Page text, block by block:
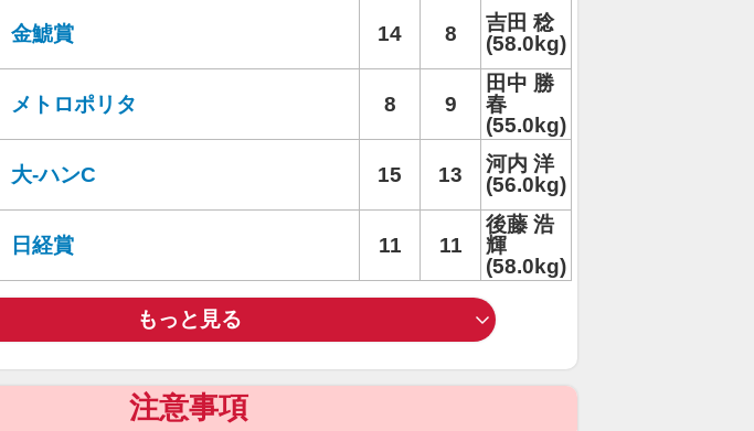
金鯱賞 14 8
吉田 稔
(58.0kg)
メトロポリタ 8 9
田中 勝
春
(55.0kg)
大-ハンC 15 13
河内 洋
(56.0kg)
日経賞 11 11
後藤 浩
輝
(58.0kg)
もっと見る
注意事項